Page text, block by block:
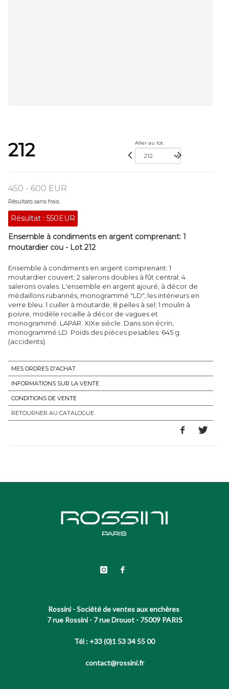
212 Aller au lot
450 - 600 EUR
Résultats sans frais
Résultat : 550EUR
Ensemble à condiments en argent comprenant: 1
moutardier cou - Lot 212
Ensemble à condiments en argent comprenant: 1
moutardier couvert; 2 salerons doubles à fût central; 4
salerons ovales. L'ensemble en argent ajouré, à décor de
médaillons rubannés, monogrammé "LD", les intérieurs en
verre bleu; 1 cuiller à moutarde; 8 pelles à sel; 1 moulin à
poivre, modèle rocaille à décor de vagues et
monogrammé. LAPAR. XIXe siècle. Dans son écrin,
monogrammé LD. Poids des pièces pesables: 645 g.
(accidents).
MES ORDRES D'ACHAT
INFORMATIONS SUR LA VENTE
CONDITIONS DE VENTE
RETOURNER AU CATALOGUE
Rossini - Société de ventes aux enchères
7 rue Rossini - 7 rue Drouot - 75009 PARIS
Tél : +33 (0)1 53 34 55 00
contact@rossini.fr